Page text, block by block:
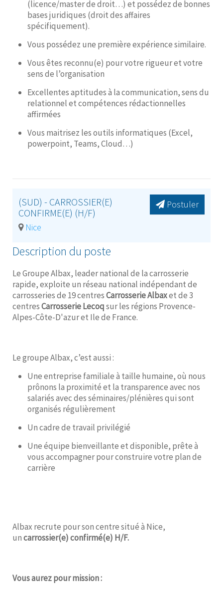
(licence/master de droit…) et possédez de bonnes
bases juridiques (droit des affaires
spécifiquement).
Vous possédez une première expérience similaire.
Vous êtes reconnu(e) pour votre rigueur et votre
sens de l’organisation
Excellentes aptitudes à la communication, sens du
relationnel et compétences rédactionnelles
affirmées
Vous maitrisez les outils informatiques (Excel,
powerpoint, Teams, Cloud…)
Postuler
(SUD) - CARROSSIER(E)
CONFIRME(E) (H/F)
Nice
Description du poste
Le Groupe Albax, leader national de la carrosserie
rapide, exploite un réseau national indépendant de
carrosseries de 19 centresCarrosserie Albaxet de 3
centresCarrosserie Lecoqsur les régions Provence-
Alpes-Côte-D'azur et Ile de France.
Le groupe Albax, c’est aussi :
Une entreprise familiale à taille humaine, où nous
prônons la proximité et la transparence avec nos
salariés avec des séminaires/plénières qui sont
organisés régulièrement
Un cadre de travail privilégié
Une équipe bienveillante et disponible, prête à
vous accompagner pour construire votre plan de
carrière
Albax recrute pour son centre situé à Nice,
uncarrossier(e) confirmé(e) H/F.
Vous aurez pour mission :